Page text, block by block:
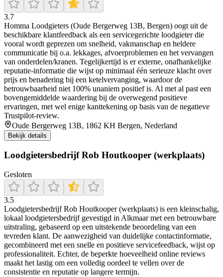
3.7
Homma Loodgieters (Oude Bergerweg 13B, Bergen) oogt uit de
beschikbare klantfeedback als een servicegerichte loodgieter die
vooral wordt geprezen om snelheid, vakmanschap en heldere
communicatie bij o.a. lekkages, afvoerproblemen en het vervangen
van onderdelen/kranen. Tegelijkertijd is er externe, onafhankelijke
reputatie-informatie die wijst op minimaal één serieuze klacht over
prijs en benadering bij een ketelvervanging, waardoor de
betrouwbaarheid niet 100% unaniem positief is. Al met al past een
bovengemiddelde waardering bij de overwegend positieve
ervaringen, met wel enige kanttekening op basis van de negatieve
Trustpilot-review.
Oude Bergerweg 13B, 1862 KH Bergen, Nederland
Bekijk details
Loodgietersbedrijf Rob Houtkooper (werkplaats)
Gesloten
3.5
Loodgietersbedrijf Rob Houtkooper (werkplaats) is een kleinschalig,
lokaal loodgietersbedrijf gevestigd in Alkmaar met een betrouwbare
uitstraling, gebaseerd op een uitstekende beoordeling van een
tevreden klant. De aanwezigheid van duidelijke contactinformatie,
gecombineerd met een snelle en positieve servicefeedback, wijst op
professionaliteit. Echter, de beperkte hoeveelheid online reviews
maakt het lastig om een volledig oordeel te vellen over de
consistentie en reputatie op langere termijn.